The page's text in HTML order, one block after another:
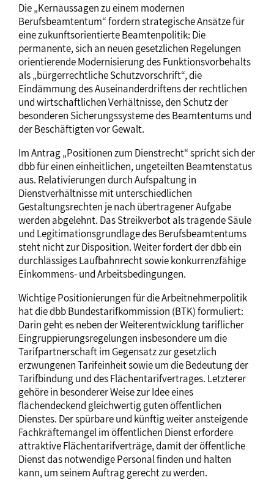
Die „Kernaussagen zu einem modernen
Berufsbeamtentum“ fordern strategische Ansätze für
eine zukunftsorientierte Beamtenpolitik: Die
permanente, sich an neuen gesetzlichen Regelungen
orientierende Modernisierung des Funktionsvorbehalts
als „bürgerrechtliche Schutzvorschrift“, die
Eindämmung des Auseinanderdriftens der rechtlichen
und wirtschaftlichen Verhältnisse, den Schutz der
besonderen Sicherungssysteme des Beamtentums und
der Beschäftigten vor Gewalt.
Im Antrag „Positionen zum Dienstrecht“ spricht sich der
dbb für einen einheitlichen, ungeteilten Beamtenstatus
aus. Relativierungen durch Aufspaltung in
Dienstverhältnisse mit unterschiedlichen
Gestaltungsrechten je nach übertragener Aufgabe
werden abgelehnt. Das Streikverbot als tragende Säule
und Legitimationsgrundlage des Berufsbeamtentums
steht nicht zur Disposition. Weiter fordert der dbb ein
durchlässiges Laufbahnrecht sowie konkurrenzfähige
Einkommens- und Arbeitsbedingungen.
Wichtige Positionierungen für die Arbeitnehmerpolitik
hat die dbb Bundestarifkommission (BTK) formuliert:
Darin geht es neben der Weiterentwicklung tariflicher
Eingruppierungsregelungen insbesondere um die
Tarifpartnerschaft im Gegensatz zur gesetzlich
erzwungenen Tarifeinheit sowie um die Bedeutung der
Tarifbindung und des Flächentarifvertrages. Letzterer
gehöre in besonderer Weise zur Idee eines
flächendeckend gleichwertig guten öffentlichen
Dienstes. Der spürbare und künftig weiter ansteigende
Fachkräftemangel im öffentlichen Dienst erfordere
attraktive Flächentarifverträge, damit der öffentliche
Dienst das notwendige Personal finden und halten
kann, um seinem Auftrag gerecht zu werden.